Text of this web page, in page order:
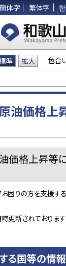
簡体字 繁体字
標準 拡大 色合
油価格上
価格上昇等
困りの方を支援す
更新されております
る国等の情報